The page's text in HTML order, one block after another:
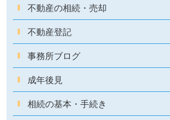
不動産の相続・売却
不動産登記
事務所ブログ
成年後見
相続の基本・手続き